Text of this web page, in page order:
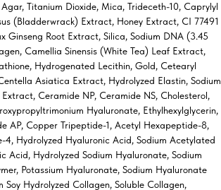
Titanium Dioxide, Mica, Trideceth-10, Caprylyl
(Bladderwrack) Extract, Honey Extract, CI 77491
Ginseng Root Extract, Silica, Sodium DNA (3.45
Camellia Sinensis (White Tea) Leaf Extract,
Hydrogenated Lecithin, Gold, Cetearyl
Asiatica Extract, Hydrolyzed Elastin, Sodium
Ceramide NP, Ceramide NS, Cholesterol,
Hyaluronate, Ethylhexylglycerin,
AP, Copper Tripeptide-1, Acetyl Hexapeptide-8,
4, Hydrolyzed Hyaluronic Acid, Sodium Acetylated
Acid, Hydrolyzed Sodium Hyaluronate, Sodium
Potassium Hyaluronate, Sodium Hyaluronate
Soy Hydrolyzed Collagen, Soluble Collagen,